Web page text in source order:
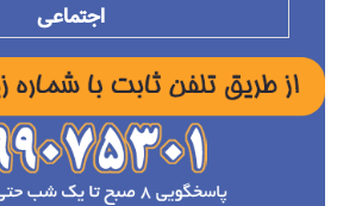
اجتماعی